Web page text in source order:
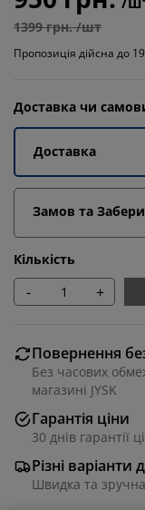
1399 грн. /шт
Пропозиція дійсна до
Доставка чи
Доставка
Замов та Забери
Кількість
- +
Повернення
Без часових
магазині JYSK
Гарантія ціни
30 днів гарантії
Різні варіанти
Швидка та